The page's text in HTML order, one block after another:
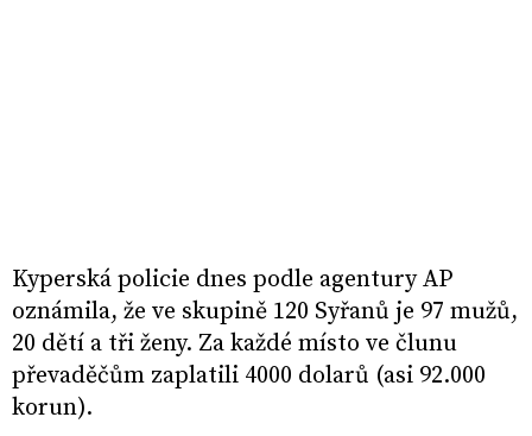
Kyperská policie dnes podle agentury AP
oznámila, že ve skupině 120 Syřanů je 97 mužů,
20 dětí a tři ženy. Za každé místo ve člunu
převaděčům zaplatili 4000 dolarů (asi 92.000
korun).